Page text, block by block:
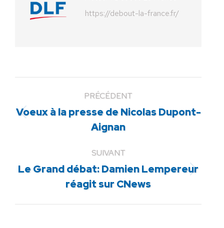
https://debout-la-france.fr/
PRÉCÉDENT
Article
précédent
Voeux à la presse de Nicolas Dupont-
Aignan
SUIVANT
Article
suivant
Le Grand débat: Damien Lempereur
réagit sur CNews